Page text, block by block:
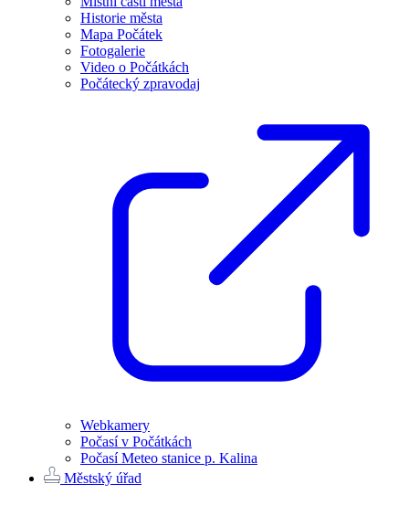
Historie města
Mapa Počátek
Fotogalerie
Video o Počátkách
Počátecký zpravodaj
Webkamery
Počasí v Počátkách
Počasí Meteo stanice p. Kalina
Městský úřad